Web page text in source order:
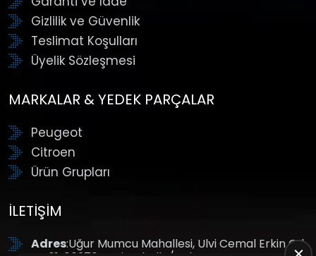
Gizlilik ve Güvenlik
Teslimat Koşulları
Üyelik Sözleşmesi
MARKALAR & YEDEK PARÇALAR
Peugeot
Citroen
Ürün Grupları
İLETIŞIM
Adres:Uğur Mumcu Mahallesi, Ulvi Cemal Erkin Cd.